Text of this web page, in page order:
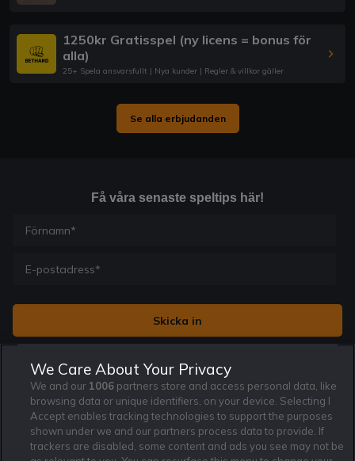
1250kr Gratisspel (ny licens = bonus för
alla)
25+ Spela ansvarsfullt | Nya kunder | Regler & villkor gäller
Se alla erbjudanden
Få våra senaste speltips här!
Jag vill få nyhetsbrev från Rekatochklart och jag är 18+. Regler
och villkor gäller. *
We Care About Your Privacy
We and our 1006 partners store and access personal data, like
browsing data or unique identifiers, on your device. Selecting I
Accept enables tracking technologies to support the purposes
shown under we and our partners process data to provide. If
trackers are disabled, some content and ads you see may not be